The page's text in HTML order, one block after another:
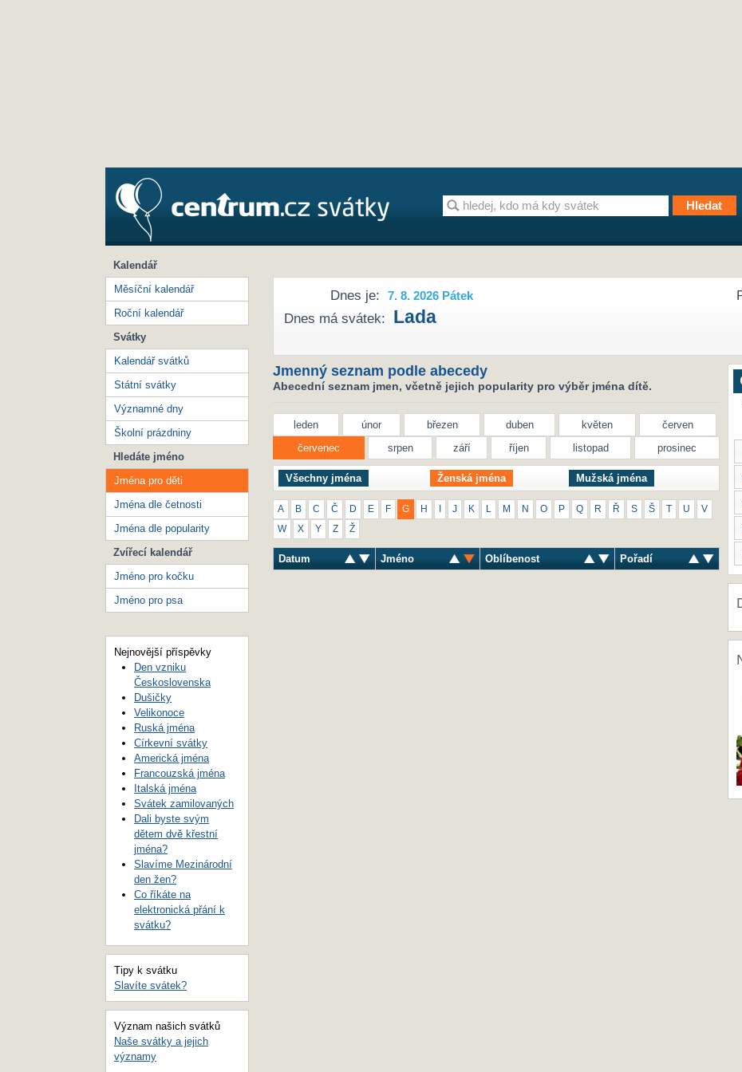
Dnes je: 7. 8. 2026 Pátek
Dnes má svátek: Lada
Jmenný seznam podle abecedy
Abecední seznam jmen, včetně jejich popularity pro výběr jména dítě.
leden únor březen duben květen
červen
červenec
srpen září říjen listopad prosinec
Všechny jména Ženská jména Mužská jména
A B C Č D E F G H J K M N O P Q R Ř S Š U V
W X Y Z Ž
Datum Jméno Oblíbenost Pořadí
Kalendář
Měsíční kalendář
Roční kalendář
Svátky
Kalendář svátků
Státní svátky
Významné dny
Školní prázdniny
Hledáte jméno
Jména pro děti
Jména dle četnosti
Jména dle popularity
Zvířecí kalendář
Jméno pro kočku
Jméno pro psa
Nejnovější příspěvky
Den vzniku
Československa
Dušičky
Velikonoce
Ruská jména
Církevní svátky
Americká jména
Francouzská jména
Italská jména
Svátek zamilovaných
Dali byste svým
dětem dvě křestní
jména?
Slavíme Mezinárodní
den žen?
Co říkáte na
elektronická přání k
svátku?
Tipy k svátku
Slavíte svátek?
Význam našich svátků
Naše svátky a jejich
významy